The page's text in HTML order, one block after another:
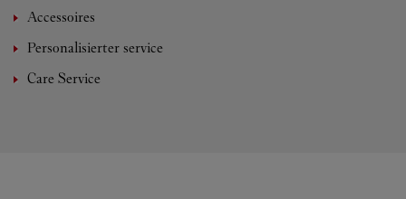
Accessoires
Personalisierter service
Care Service